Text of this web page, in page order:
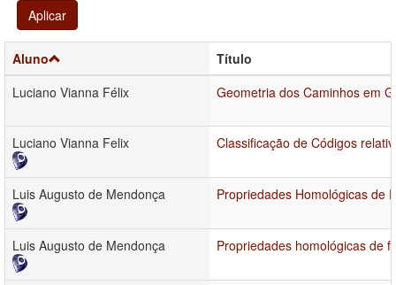
Aplicar
Aluno
Título
Luciano Vianna Félix
Geometria dos Caminhos em
Luciano Vianna Felix Classificação de Códigos
Luis Augusto de Mendonça Propriedades Homológicas de
Luis Augusto de Mendonça Propriedades homológicas de